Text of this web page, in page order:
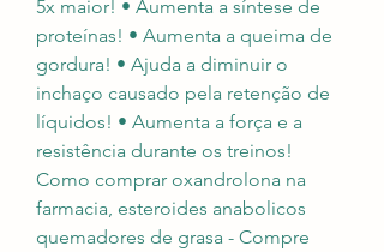
5x maior! • Aumenta a síntese de
proteínas! • Aumenta a queima de
gordura! • Ajuda a diminuir o
inchaço causado pela retenção de
líquidos! • Aumenta a força e a
resistência durante os treinos!
Como comprar oxandrolona na
farmacia, esteroides anabolicos
quemadores de grasa - Compre